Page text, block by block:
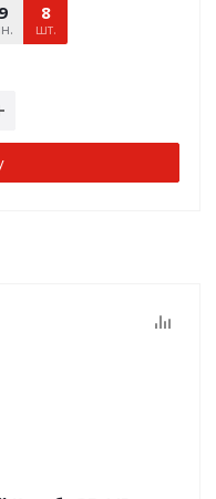
08
сек.
8
шт.